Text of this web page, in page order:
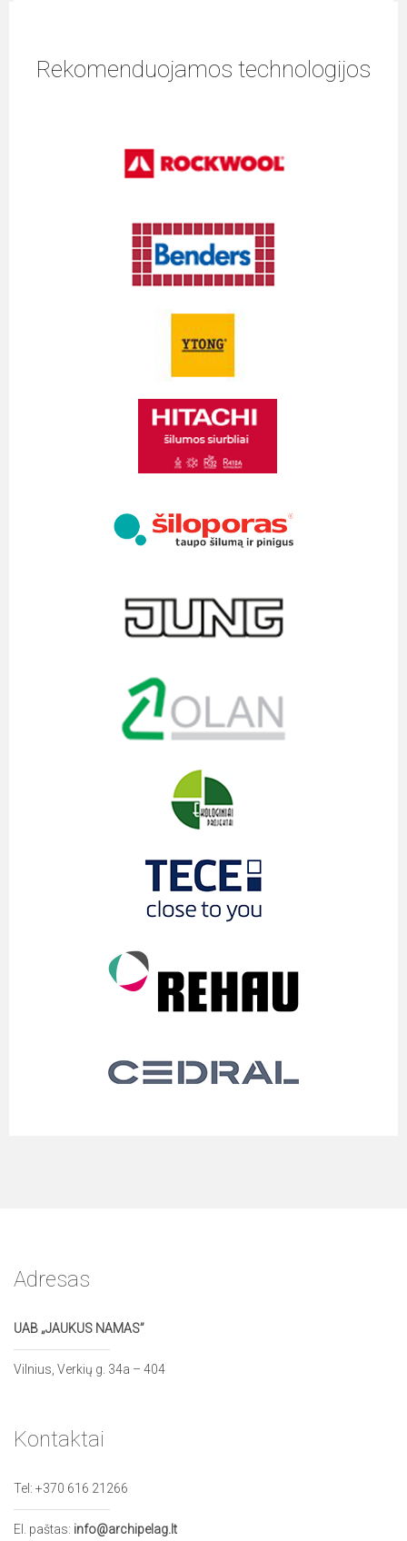
Rekomenduojamos technologijos
Adresas
UAB „JAUKUS NAMAS”
Vilnius, Verkių g. 34a – 404
Kontaktai
Tel: +370 616 21266
El. paštas: info@archipelag.lt